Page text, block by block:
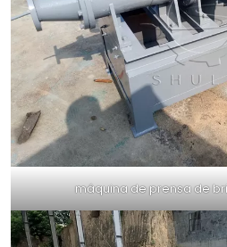
máquina de prensa de